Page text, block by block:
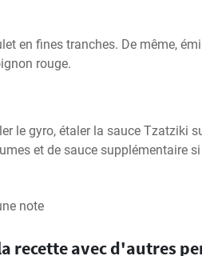
en fines tranches. De même,
rouge.
le gyro, étaler la sauce Tzatziki
et de sauce supplémentaire
note
recette avec d'autres